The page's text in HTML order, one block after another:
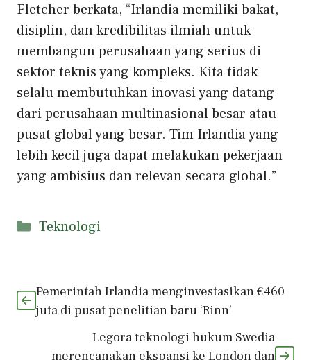
Fletcher berkata, “Irlandia memiliki bakat,
disiplin, dan kredibilitas ilmiah untuk
membangun perusahaan yang serius di
sektor teknis yang kompleks. Kita tidak
selalu membutuhkan inovasi yang datang
dari perusahaan multinasional besar atau
pusat global yang besar. Tim Irlandia yang
lebih kecil juga dapat melakukan pekerjaan
yang ambisius dan relevan secara global.”
Kategori
Teknologi
Pemerintah Irlandia menginvestasikan €460
juta di pusat penelitian baru ‘Rinn’
Legora teknologi hukum Swedia
merencanakan ekspansi ke London dan